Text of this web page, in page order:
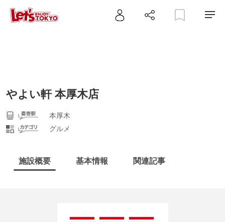
やよい軒 本厚木店
本厚木
グルメ
施設概要 基本情報 関連記事